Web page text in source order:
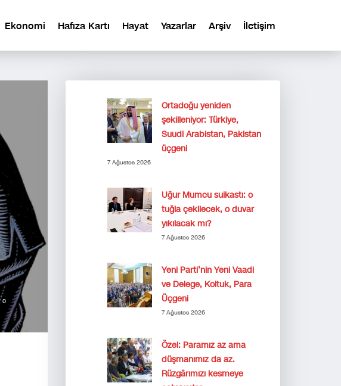
Ekonomi Hafıza Kartı Hayat Yazarlar Arşiv İletişim
0
Ortadoğu yeniden
şekilleniyor: Türkiye,
Suudi Arabistan, Pakistan
üçgeni
7 Ağustos 2026
Uğur Mumcu suikastı: o
tuğla çekilecek, o duvar
yıkılacak mı?
7 Ağustos 2026
Yeni Parti’nin Yeni Vaadi
ve Delege, Koltuk, Para
Üçgeni
7 Ağustos 2026
Özel: Paramız az ama
düşmanımız da az.
Rüzgârımızı kesmeye